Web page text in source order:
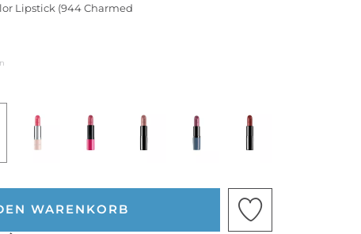
Lipstick (944 Charmed
WARENKORB